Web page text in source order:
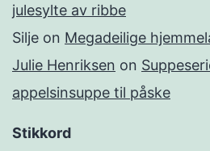
julesylte av ribbe
Silje on Megadeilige
Julie Henriksen on
appelsinsuppe til påske
Stikkord